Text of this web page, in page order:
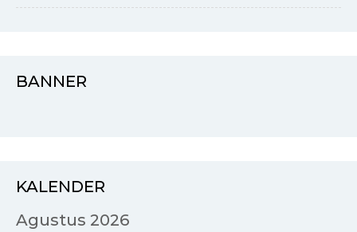
BANNER
KALENDER
Agustus 2026